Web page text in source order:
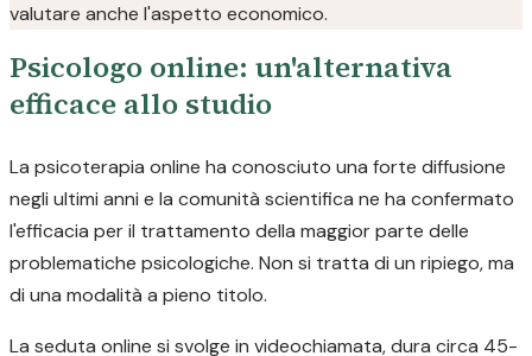
valutare anche l'aspetto economico.
Psicologo online: un'alternativa
efficace allo studio
La psicoterapia online ha conosciuto una forte diffusione
negli ultimi anni e la comunità scientifica ne ha confermato
l'efficacia per il trattamento della maggior parte delle
problematiche psicologiche. Non si tratta di un ripiego, ma
di una modalità a pieno titolo.
La seduta online si svolge in videochiamata, dura circa 45-